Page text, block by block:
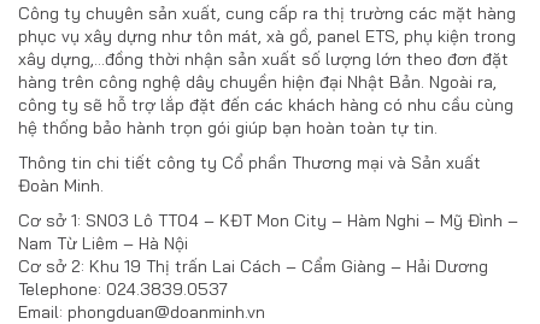
Công ty chuyên sản xuất, cung cấp ra thị trường các mặt hàng
phục vụ xây dựng như tôn mát, xà gồ, panel ETS, phụ kiện trong
xây dựng,…đồng thời nhận sản xuất số lượng lớn theo đơn đặt
hàng trên công nghệ dây chuyền hiện đại Nhật Bản. Ngoài ra,
công ty sẽ hỗ trợ lắp đặt đến các khách hàng có nhu cầu cùng
hệ thống bảo hành trọn gói giúp bạn hoàn toàn tự tin.
Thông tin chi tiết công ty Cổ phần Thương mại và Sản xuất
Đoàn Minh.
Cơ sở 1: SN03 Lô TT04 – KĐT Mon City – Hàm Nghi – Mỹ Đình –
Nam Từ Liêm – Hà Nội
Cơ sở 2: Khu 19 Thị trấn Lai Cách – Cẩm Giàng – Hải Dương
Telephone: 024.3839.0537
Email: phongduan@doanminh.vn